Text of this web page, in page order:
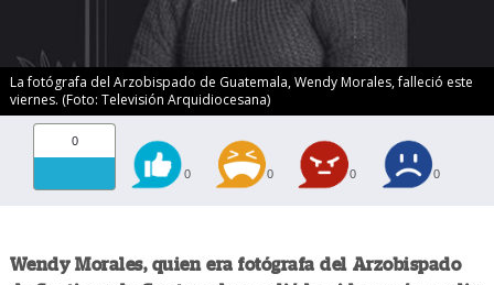
La fotógrafa del Arzobispado de Guatemala, Wendy Morales, falleció este
viernes. (Foto: Televisión Arquidiocesana)
0
0 0 0 0
Wendy Morales, quien era fotógrafa del Arzobispado